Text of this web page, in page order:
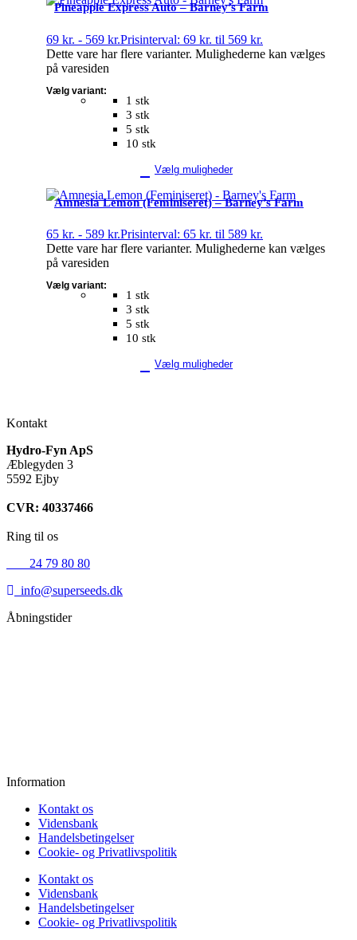
Pineapple Express Auto – Barney’s Farm
69 kr. - 569 kr.Prisinterval: 69 kr. til 569 kr.
1 stk
3 stk
5 stk
10 stk
Vælg variant:
Vælg muligheder
Dette vare har flere varianter. Mulighederne kan vælges
på varesiden
Amnesia Lemon (Feminiseret) – Barney’s Farm
65 kr. - 589 kr.Prisinterval: 65 kr. til 589 kr.
1 stk
3 stk
5 stk
10 stk
Vælg variant:
Vælg muligheder
Dette vare har flere varianter. Mulighederne kan vælges
på varesiden
Kontakt
Hydro-Fyn ApS
Æblegyden 3
5592 Ejby
CVR: 40337466
Ring til os
24 79 80 80
info@superseeds.dk
Åbningstider
Information
Kontakt os
Vidensbank
Handelsbetingelser
Cookie- og Privatlivspolitik
Kontakt os
Vidensbank
Handelsbetingelser
Cookie- og Privatlivspolitik